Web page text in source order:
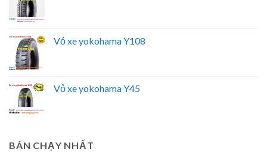
Vỏ xe yokohama Y108
Vỏ xe yokohama Y45
BÁN CHẠY NHẤT